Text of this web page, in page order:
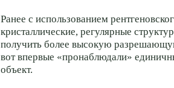
Ранее с использованием
кристаллические, регулярные
получить более высокую
вот впервые «пронаблюдали»
объект.